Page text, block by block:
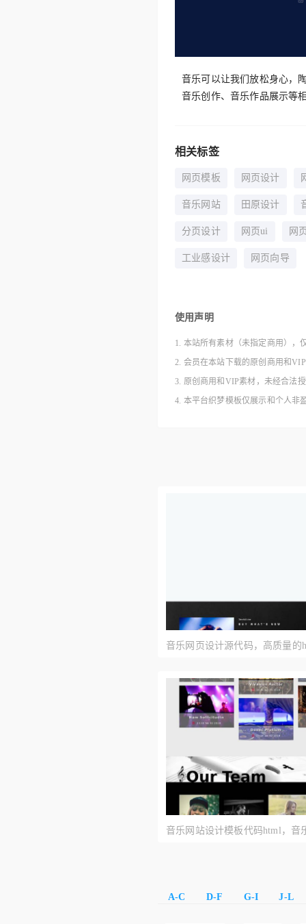
音乐可以让我们放松身心，
音乐创作、音乐作品展示等
相关标签
网页模板 网页设计
音乐网站 田原设计
分页设计 网页ui 网
工业感设计 网页向导
使用声明
1. 本站所有素材（未指定商用），
2. 会员在本站下载的原创商用和
3. 原创商用和VIP素材，未经合法
4. 本平台织梦模板仅展示和个人非
音乐网页设计源代码，高质量的
设计模板
音乐网站设计模板代码html，音
A-C D-F G-I J-L